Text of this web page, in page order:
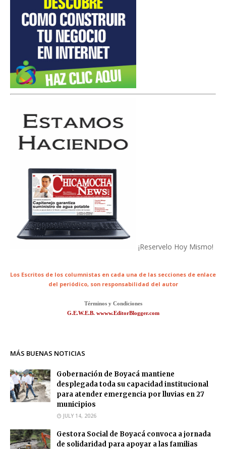
¡Reservelo Hoy Mismo!
Los Escritos de los columnistas en cada una de las secciones de enlace
del periódico, son responsabilidad del autor
Términos y Condiciones
G.E.W.E.B. wwww.EditorBlogger.com
MÁS BUENAS NOTICIAS
Gobernación de Boyacá mantiene
desplegada toda su capacidad institucional
para atender emergencia por lluvias en 27
municipios
JULY 14, 2026
Gestora Social de Boyacá convoca a jornada
de solidaridad para apoyar a las familias